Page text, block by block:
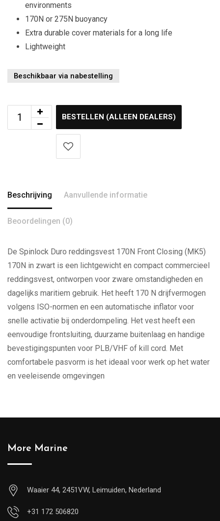
environments
170N or 275N buoyancy
Extra durable cover materials for a long life
Lightweight
Beschikbaar via nabestelling
BESTELLEN (ALLEEN DEALERS)
Beschrijving Aanvullende informatie
Beoordelingen (0)
De Spinlock Duro reddingsvest 170N Front Closing (MK5)
170N in zwart is een lichtgewicht en compact commercieel
reddingsvest, ontworpen voor zware omstandigheden en
dagelijks maritiem gebruik. Het heeft 170 N drijfvermogen
volgens ISO-normen en een automatische inflator voor
snelle activatie bij onderdompeling. Het vest heeft een
eenvoudige frontsluiting, duurzame buitenlaag en handige
bevestigingspunten voor PLB/VHF of kill cord. Met
comfortabele pasvorm is het ideaal voor werk op het water
en veeleisende omgevingen
More Marine
Waaier 44, 2451VW, Leimuiden, Nederland
+31 172 506820